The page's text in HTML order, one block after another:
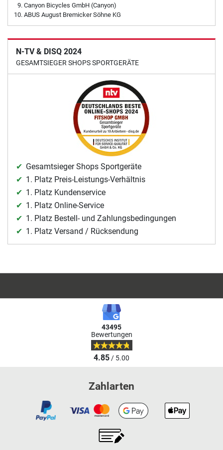
Canyon Bicycles GmbH (Canyon)
ABUS August Bremicker Söhne KG
N-TV & DISQ 2024
GESAMTSIEGER SHOPS SPORTGERÄTE
Gesamtsieger Shops Sportgeräte
1. Platz Preis-Leistungs-Verhältnis
1. Platz Kundenservice
1. Platz Online-Service
1. Platz Bestell- und Zahlungsbedingungen
1. Platz Versand / Rücksendung
43495
Bewertungen
4.85/ 5.00
Zahlarten